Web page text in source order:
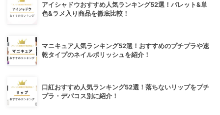
アイシャドウおすすめ人気ランキング52選！パレット&単
色&ラメ入り商品を徹底比較！
マニキュア人気ランキング52選！おすすめのプチプラや速
乾タイプのネイルポリッシュを紹介！
口紅おすすめ人気ランキング52選！落ちないリップをプチ
プラ・デパコス別に紹介！